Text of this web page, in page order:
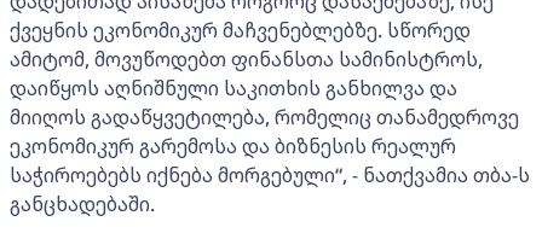
ქვეყნის ეკონომიკურ მაჩვენებლებზე. სწორედ
ამიტომ, მოვუწოდებთ ფინანსთა სამინისტროს,
დაიწყოს აღნიშნული საკითხის განხილვა და
მიიღოს გადაწყვეტილება, რომელიც თანამედროვე
ეკონომიკურ გარემოსა და ბიზნესის რეალურ
საჭიროებებს იქნება მორგებული“, - ნათქვამია თბა-ს
განცხადებაში.